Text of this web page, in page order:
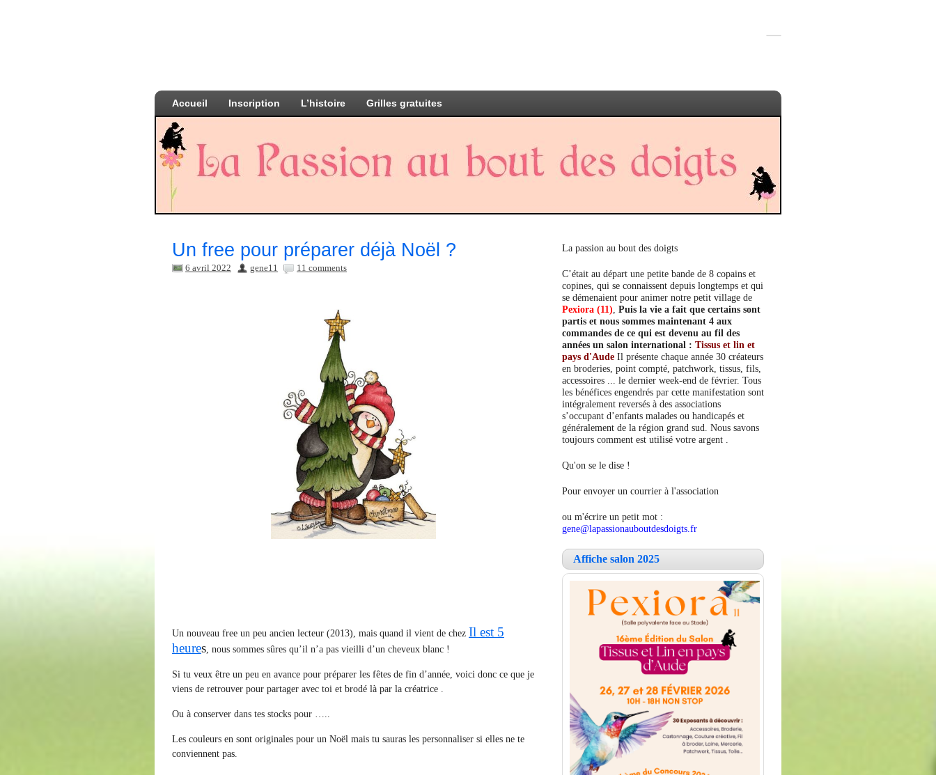
Accueil Inscription L’histoire Grilles gratuites
Un free pour préparer déjà Noël ?
6 avril 2022 gene11 11 comments
Un nouveau free un peu ancien lecteur (2013), mais quand il vient de chez Il est 5
heures , nous sommes sûres qu’il n’a pas vieilli d’un cheveux blanc !
Si tu veux être un peu en avance pour préparer les fêtes de fin d’année, voici donc ce que je
viens de retrouver pour partager avec toi et brodé là par la créatrice .
Ou à conserver dans tes stocks pour …..
Les couleurs en sont originales pour un Noël mais tu sauras les personnaliser si elles ne te
conviennent pas.
La passion au bout des doigts
C’était au départ une petite bande de 8 copains et
copines, qui se connaissent depuis longtemps et qui
se démenaient pour animer notre petit village de
Pexiora (11) Puis la vie a fait que certains sont
partis et nous sommes maintenant 4 aux
commandes de ce qui est devenu au fil des
années un salon international : Tissus et lin et
pays d'Aude Il présente chaque année 30 créateurs
en broderies, point compté, patchwork, tissus, fils,
accessoires ... le dernier week-end de février. Tous
les bénéfices engendrés par cette manifestation sont
intégralement reversés à des associations
s’occupant d’enfants malades ou handicapés et
généralement de la région grand sud. Nous savons
toujours comment est utilisé votre argent .
Qu'on se le dise !
Pour envoyer un courrier à l'association
ou m'écrire un petit mot :
gene@lapassionauboutdesdoigts.fr
Affiche salon 2025